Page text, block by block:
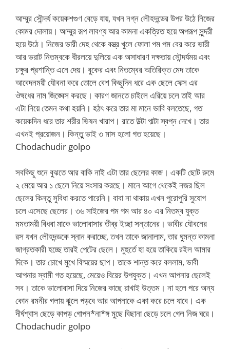
আম্মুর সৌন্দর্য কয়েকশগুণ বেড়ে যায়, যখন নগ্ন লৌহদন্ডের উপর উঠে নিজের
কোমর দোলায়। আম্মুর রূপ লাবণ্য আর কামনা একত্রিত হয়ে অপরূপ সুন্দরী
হয়ে উঠে। নিজের ভারী দেহ থেকে বস্ত্র খুলে ফোলা পম পম বের করে ভারী
আর ভরাট নিতম্বকে ধীরলয়ে দুলিয়ে এক অসাধারণ দক্ষতায় সৌন্দর্যময় এবং
চক্ষুর প্রশান্তি এনে দেয়। বুকের এবং নিতম্বের অতিরিক্ত মেদ তাকে
আবেদনময়ী যৌবনা করে তোলে বেশ কিছুদিন ধরে এক ছেলে সেক্স এর
ঔষধের নাম জিঙ্ঘেস করছে। কারণ জানতে চাইলে এরিয়ে চলে তাই আর
এটা নিয়ে তেমন কথা হয়নি। হঠৎ করে তার মা মানে ভাবি বলতেছে, গত
কয়েকদিন ধরে তার শরীর ভিষন খারাপ। রাতে উল্টা পাল্টা স্বপ্ন দেখে। তার
এখনই প্রয়োজন। কিন্তুু ভাই ৩ মাস হলো গত হয়েছে।
Chodachudir golpo
সবকিছু শুনে বুঝতে আর বাকি নাই এটা তার ছেলের কাজ। একটি ছোট রুমে
২ মেয়ে আর ১ ছেলে নিয়ে সংসার করছে। মানে আগে থেকেই নজর ছিল
ছেলের কিন্তুু সুবিধা করতে পারেনি। বাবা না থাকায় এখন পুরোপুরি সুযোগ
চলে এসেছে ছেলের। ৩৬ সাইজের পম পম আর ৪০ এর নিতম্ব যুক্ত
মমতাময়ী বিধবা মাকে ভালোবাসার তীব্র ইচ্ছা সন্তানের। ভাবীর যৌবনের
রস যখন লৌহদন্ডকে স্নান করাচ্ছে, তখন তাকে জানালাম, তার ঘুমন্ত কামনা
জাগ্রতকারী হচ্ছে তারই পেটের ছেলে। মুহুর্তে হা হয়ে তাকিয়ে রইল আমার
দিকে। তার চোখে মুখে বিস্ময়ের ছাপ। তাকে শান্ত করে বললাম, ভাবী
আপনার স্বামী গত হয়েছে, মেয়েও বিয়ের উপযুক্ত। এখন আপনার ছেলেই
সব। তাকে ভালোবাসা দিয়ে নিজের কাছে রাখাই উত্তম। না হলে পরে অন্য
কোন রমনীর গলায় ঝুলে পড়বে আর আপনাকে একা করে চলে যাবে। এক
দীর্ঘশ্বাস ছেড়ে কাপড় গোপন*না*ঙ্গ মুছে বিছানা ছেড়ে চলে গেল নিজ ঘরে।
Chodachudir golpo